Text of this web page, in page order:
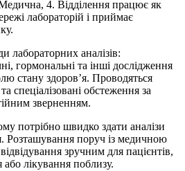
4. Відділення працює як
лабораторій і приймає
лабораторних аналізів:
гормональні та інші дослідження
стану здоров’я. Проводяться
спеціалізовані обстеження за
зверненням.
потрібно швидко здати аналізи
Розташування поруч із медичною
зручним для пацієнтів,
або лікування поблизу.